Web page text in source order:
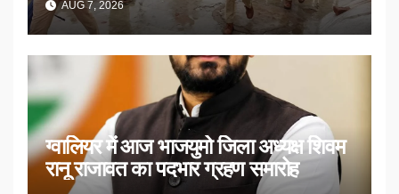
AUG 7, 2026
ग्वालियर में आज भाजयुमो जिला अध्यक्ष शिवम
रानू राजावत का पदभार ग्रहण समारोह